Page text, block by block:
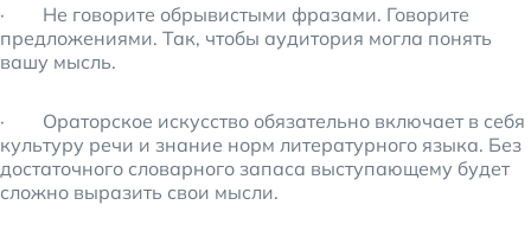
· Не говорите обрывистыми фразами. Говорите
предложениями. Так, чтобы аудитория могла понять
вашу мысль.
· Ораторское искусство обязательно включает в себя
культуру речи и знание норм литературного языка. Без
достаточного словарного запаса выступающему будет
сложно выразить свои мысли.